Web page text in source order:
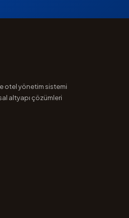
otel yönetim sistemi
altyapı çözümleri